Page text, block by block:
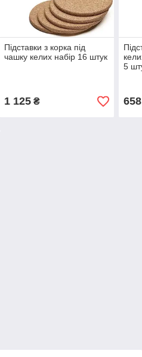
Підставки з корка під
чашку келих набір 16 штук
1 125₴
5
658